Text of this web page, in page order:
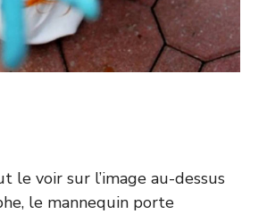
le voir sur l’image au-dessus
le mannequin porte